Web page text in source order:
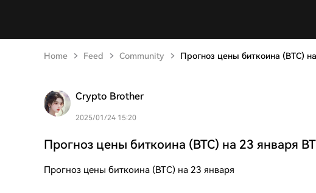
Home Feed Community Прогноз цены биткоина (BTC)
Crypto Brother
2025/01/24 15:20
Прогноз цены биткоина (BTC) на 23 января
Прогноз цены биткоина (BTC) на 23 января